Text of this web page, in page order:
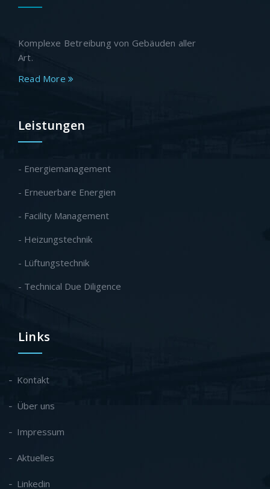
Komplexe Betreibung von Gebäuden aller
Art.
Read More
Leistungen
- Energiemanagement
- Erneuerbare Energien
- Facility Management
- Heizungstechnik
- Lüftungstechnik
- Technical Due Diligence
Links
Kontakt
Über uns
Impressum
Aktuelles
Linkedin